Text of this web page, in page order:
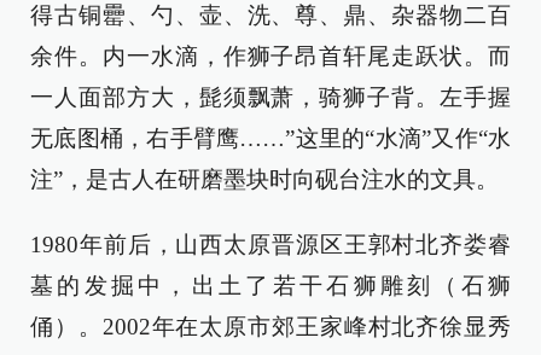
得古铜罍、勺、壶、洗、尊、鼎、杂器物二百
余件。内一水滴，作狮子昂首轩尾走跃状。而
一人面部方大，髭须飘萧，骑狮子背。左手握
无底图桶，右手臂鹰……”这里的“水滴”又作“水
注”，是古人在研磨墨块时向砚台注水的文具。
1980年前后，山西太原晋源区王郭村北齐娄睿
墓的发掘中，出土了若干石狮雕刻（石狮
俑）。2002年在太原市郊王家峰村北齐徐显秀